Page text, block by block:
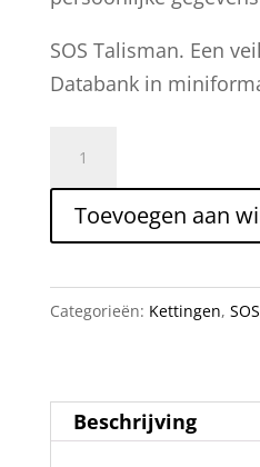
SOS Talisman. Een
Databank in
met
ketting
65
Toevoegen aan
Categorieën: Kettingen,
Beschrijving